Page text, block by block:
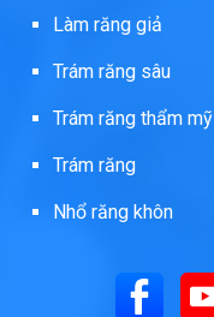
Làm răng giả
Trám răng sâu
Trám răng thẩm mỹ
Trám răng
Nhổ răng khôn